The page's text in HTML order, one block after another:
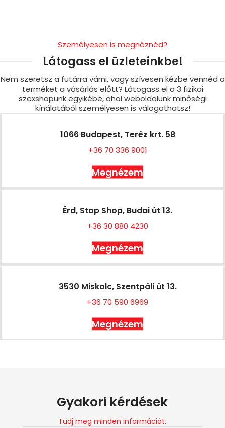
Személyesen is megnéznéd?
Látogass el üzleteinkbe!
Nem szeretsz a futárra várni, vagy szívesen kézbe vennéd a
terméket a vásárlás előtt? Látogass el a 3 fizikai
szexshopunk egyikébe, ahol weboldalunk minőségi
kínálatából személyesen is válogathatsz!
1066 Budapest, Teréz krt. 58
+36 70 336 9001
Megnézem
Érd, Stop Shop, Budai út 13.
+36 30 880 4230
Megnézem
3530 Miskolc, Szentpáli út 13.
+36 70 590 6969
Megnézem
Gyakori kérdések
Tudj meg minden információt.